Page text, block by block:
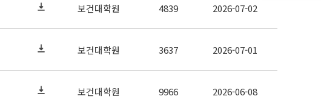
보건대학원 4839 2026-07-02
보건대학원 3637 2026-07-01
보건대학원 9966 2026-06-08